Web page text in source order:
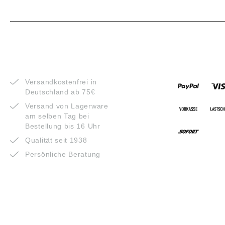
Versandkostenfrei in
Deutschland ab 75€
Versand von Lagerware
am selben Tag bei
Bestellung bis 16 Uhr
Qualität seit 1938
Persönliche Beratung